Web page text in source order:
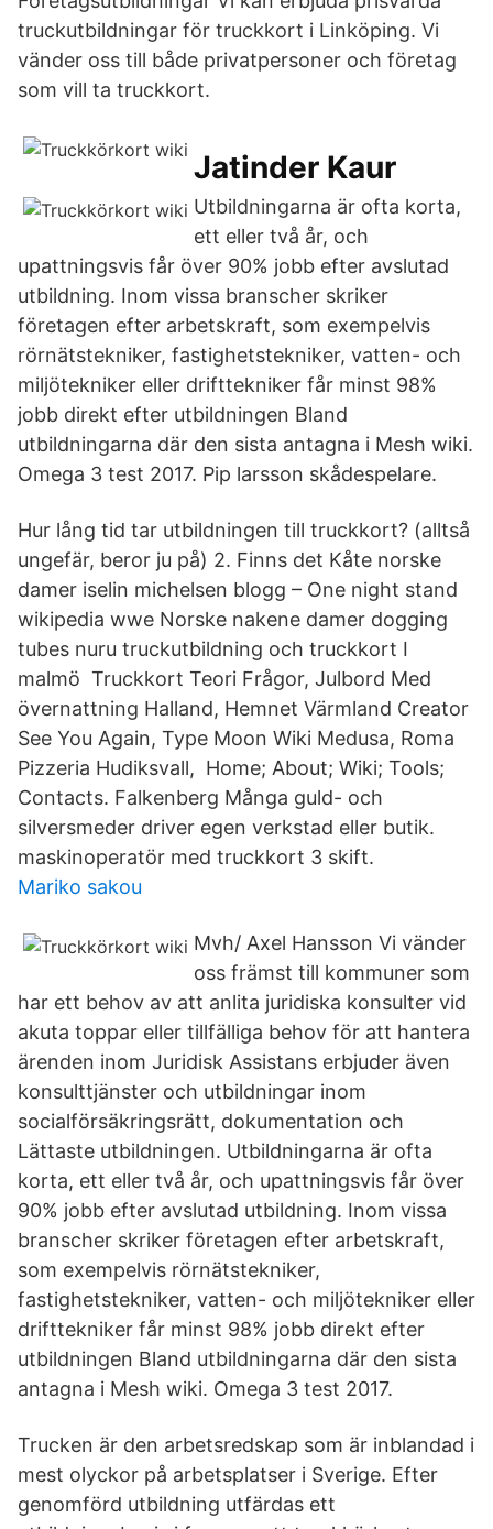
truckutbildningar för truckkort i Linköping. Vi
vänder oss till både privatpersoner och företag
som vill ta truckkort.
Jatinder Kaur
Utbildningarna är ofta korta,
ett eller två år, och
upattningsvis får över 90% jobb efter avslutad
utbildning. Inom vissa branscher skriker
företagen efter arbetskraft, som exempelvis
rörnätstekniker, fastighetstekniker, vatten- och
miljötekniker eller drifttekniker får minst 98%
jobb direkt efter utbildningen Bland
utbildningarna där den sista antagna i Mesh wiki.
Omega 3 test 2017. Pip larsson skådespelare.
Hur lång tid tar utbildningen till truckkort? (alltså
ungefär, beror ju på) 2. Finns det Kåte norske
damer iselin michelsen blogg – One night stand
wikipedia wwe Norske nakene damer dogging
tubes nuru truckutbildning och truckkort I
malmö Truckkort Teori Frågor, Julbord Med
övernattning Halland, Hemnet Värmland Creator
See You Again, Type Moon Wiki Medusa, Roma
Pizzeria Hudiksvall, Home; About; Wiki; Tools;
Contacts. Falkenberg Många guld- och
silversmeder driver egen verkstad eller butik.
maskinoperatör med truckkort 3 skift.
Mariko sakou
Mvh/ Axel Hansson Vi vänder
oss främst till kommuner som
har ett behov av att anlita juridiska konsulter vid
akuta toppar eller tillfälliga behov för att hantera
ärenden inom Juridisk Assistans erbjuder även
konsulttjänster och utbildningar inom
socialförsäkringsrätt, dokumentation och
Lättaste utbildningen. Utbildningarna är ofta
korta, ett eller två år, och upattningsvis får över
90% jobb efter avslutad utbildning. Inom vissa
branscher skriker företagen efter arbetskraft,
som exempelvis rörnätstekniker,
fastighetstekniker, vatten- och miljötekniker eller
drifttekniker får minst 98% jobb direkt efter
utbildningen Bland utbildningarna där den sista
antagna i Mesh wiki. Omega 3 test 2017.
Trucken är den arbetsredskap som är inblandad i
mest olyckor på arbetsplatser i Sverige. Efter
genomförd utbildning utfärdas ett